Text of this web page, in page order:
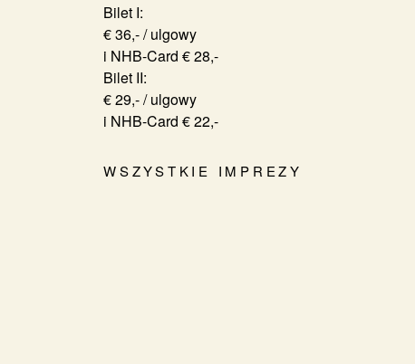
Bilet I:
€ 36,- / ulgowy
i NHB-Card € 28,-
Bilet II:
€ 29,- / ulgowy
i NHB-Card € 22,-
WSZYSTKIE IMPREZY